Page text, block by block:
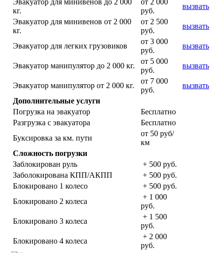
Эвакуатор для минивенов до 2 000
кг.
от 2 000
руб.
вызвать
Эвакуатор для минивенов от 2 000
кг.
от 2 500
руб.
вызвать
Эвакуатор для легких грузовиков
от 3 000
руб.
вызвать
Эвакуатор манипулятор до 2 000 кг.
от 5 000
руб.
вызвать
Эвакуатор манипулятор от 2 000 кг.
от 7 000
руб.
вызвать
Дополнительные услуги
Погрузка на эвакуатор
Бесплатно
Разгрузка с эвакуатора
Бесплатно
Буксировка за км. пути
от 50 руб/
км
Сложность погрузки
Заблокирован руль
+ 500 руб.
Заболокирована КПП/АКПП
+ 500 руб.
Блокировано 1 колесо
+ 500 руб.
Блокировано 2 колеса
+ 1 000
руб.
Блокировано 3 колеса
+ 1 500
руб.
Блокировано 4 колеса
+ 2 000
руб.